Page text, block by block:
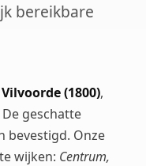
bereikbare
Vilvoorde (1800),
geschatte
bevestigd. Onze
wijken: Centrum,